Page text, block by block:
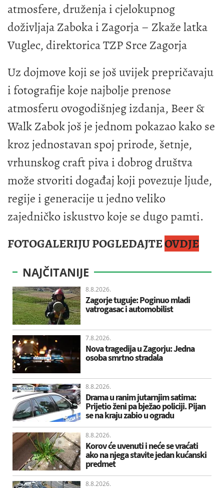
atmosfere, druženja i cjelokupnog
doživljaja Zaboka i Zagorja – Zkaže latka
Vuglec, direktorica TZP Srce Zagorja
Uz dojmove koji se još uvijek prepričavaju
i fotografije koje najbolje prenose
atmosferu ovogodišnjeg izdanja, Beer &
Walk Zabok još je jednom pokazao kako se
kroz jednostavan spoj prirode, šetnje,
vrhunskog craft piva i dobrog društva
može stvoriti događaj koji povezuje ljude,
regije i generacije u jedno veliko
zajedničko iskustvo koje se dugo pamti.
FOTOGALERIJU POGLEDAJTEOVDJE
NAJČITANIJE
8.8.2026.
Zagorje tuguje: Poginuo mladi
vatrogasac i automobilist
7.8.2026.
Nova tragedija u Zagorju: Jedna
osoba smrtno stradala
8.8.2026.
Drama u ranim jutarnjim satima:
Prijetio ženi pa bježao policiji. Pijan
se na kraju zabio u ogradu
8.8.2026.
Korov će uvenuti i neće se vraćati
ako na njega stavite jedan kućanski
predmet
8.8.2026.